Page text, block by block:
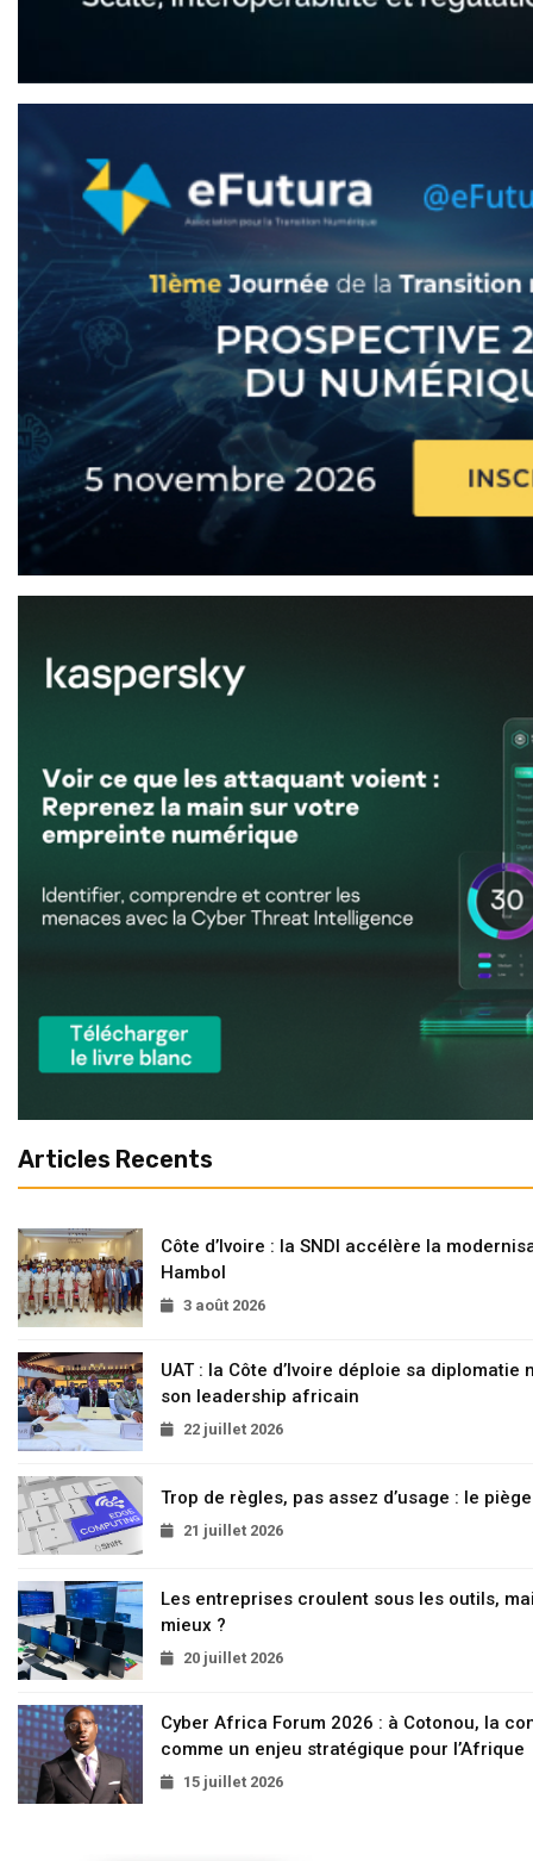
Articles Recents
Côte d’Ivoire : la SNDI accélère la
Hambol
3 août 2026
UAT : la Côte d’Ivoire déploie sa
son leadership africain
22 juillet 2026
Trop de règles, pas assez d’usage : le
21 juillet 2026
Les entreprises croulent sous les outils,
mieux ?
20 juillet 2026
Cyber Africa Forum 2026 : à Cotonou, la
comme un enjeu stratégique pour l’Afrique
15 juillet 2026